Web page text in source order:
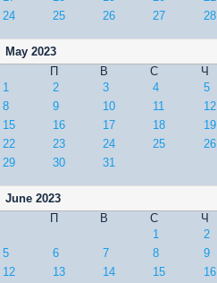
24
25 26 27 28
May 2023
П
В С Ч
1
2 3 4 5
8
9 10 11 12
15
16 17 18 19
22
23 24 25 26
29
30 31
June 2023
П
В С Ч
1
2
5
6 7 8 9
12
13 14 15 16